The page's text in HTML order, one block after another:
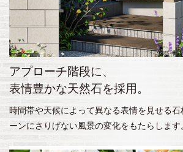
アプローチ階段に、
表情豊かな天然石を採用。
時間帯や天候によって異なる表情を見せる
ーンにさりげない風景の変化をもたらします